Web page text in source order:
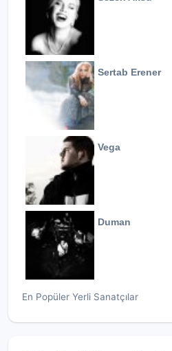
Sertab Erener
Vega
Duman
En Popüler Yerli Sanatçılar